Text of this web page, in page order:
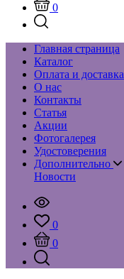
0
Главная страница
Каталог
Оплата и доставка
О нас
Контакты
Статья
Акции
Фотогалерея
Удостоверения
Дополнительно
Новости
0
0